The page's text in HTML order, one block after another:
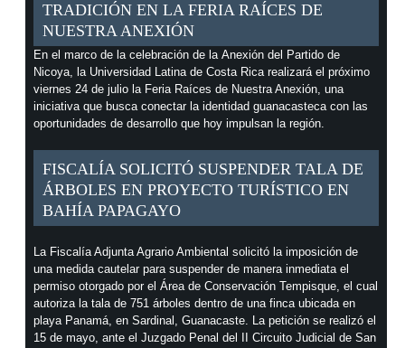
TRADICIÓN EN LA FERIA RAÍCES DE
NUESTRA ANEXIÓN
En el marco de la celebración de la Anexión del Partido de
Nicoya, la Universidad Latina de Costa Rica realizará el próximo
viernes 24 de julio la Feria Raíces de Nuestra Anexión, una
iniciativa que busca conectar la identidad guanacasteca con las
oportunidades de desarrollo que hoy impulsan la región.
FISCALÍA SOLICITÓ SUSPENDER TALA DE
ÁRBOLES EN PROYECTO TURÍSTICO EN
BAHÍA PAPAGAYO
La Fiscalía Adjunta Agrario Ambiental solicitó la imposición de
una medida cautelar para suspender de manera inmediata el
permiso otorgado por el Área de Conservación Tempisque, el cual
autoriza la tala de 751 árboles dentro de una finca ubicada en
playa Panamá, en Sardinal, Guanacaste. La petición se realizó el
15 de mayo, ante el Juzgado Penal del II Circuito Judicial de San